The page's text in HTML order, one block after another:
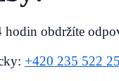
hodin obdržíte
+420 235 522